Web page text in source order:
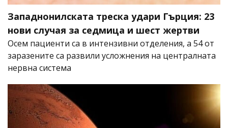
Западнонилската треска удари Гърция: 23
нови случая за седмица и шест жертви
Осем пациенти са в интензивни отделения, а 54 от
заразените са развили усложнения на централната
нервна система